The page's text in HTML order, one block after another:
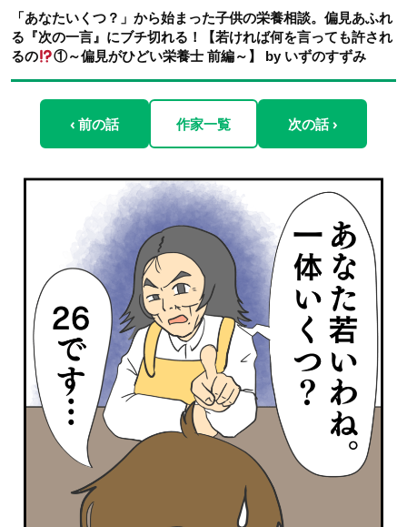
「あなたいくつ？」から始まった子供の栄養相談。偏見あふれ
る『次の一言』にブチ切れる！【若ければ何を言っても許され
るの
①～偏見がひどい栄養士 前編～】 by いずのすずみ
‹ 前の話 作家一覧 次の話 ›